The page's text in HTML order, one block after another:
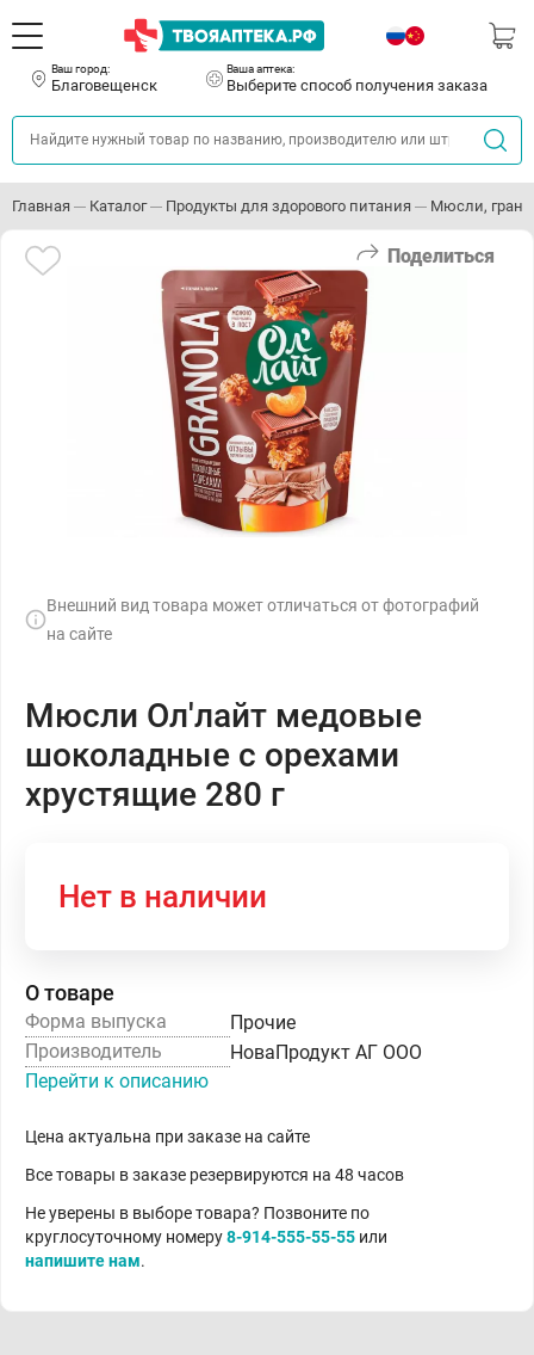
Ваш город:
Благовещенск
Ваша аптека:
Выберите способ получения заказа
Главная Каталог Продукты для здорового питания Мюсли,
Поделиться
Внешний вид товара может отличаться от фотографий
на сайте
Мюсли Ол'лайт медовые
шоколадные с орехами
хрустящие 280 г
Нет в наличии
О товаре
Форма выпуска
Прочие
Производитель
НоваПродукт АГ ООО
Перейти к описанию
Цена актуальна при заказе на сайте
Все товары в заказе резервируются на 48 часов
Не уверены в выборе товара? Позвоните по
круглосуточному номеру8-914-555-55-55 или
напишите нам.